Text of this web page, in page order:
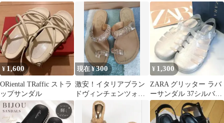
ぺたんこ キラキラ 韓国
ールサンダルミュール
Sサイズ
¥ 1,600
ORiental TRaffic ストラ
ップサンダル
現在 ¥300
激安！イタリアブラン
ドヴィンチェンツォフ
ェラーラキラキラミュ
ール革サンダル
¥ 1,300
ZARA グリッター ラバ
ーサンダル 37シルバー
23.5cm